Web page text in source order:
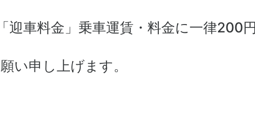
車料金」乗車運賃・料金に一律200
い申し上げます。